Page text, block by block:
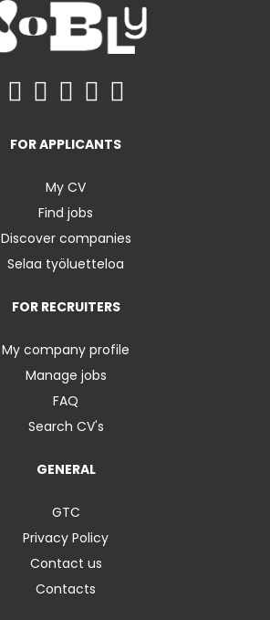
FOR APPLICANTS
My CV
Find jobs
Discover companies
Selaa työluetteloa
FOR RECRUITERS
My company profile
Manage jobs
FAQ
Search CV's
GENERAL
GTC
Privacy Policy
Contact us
Contacts